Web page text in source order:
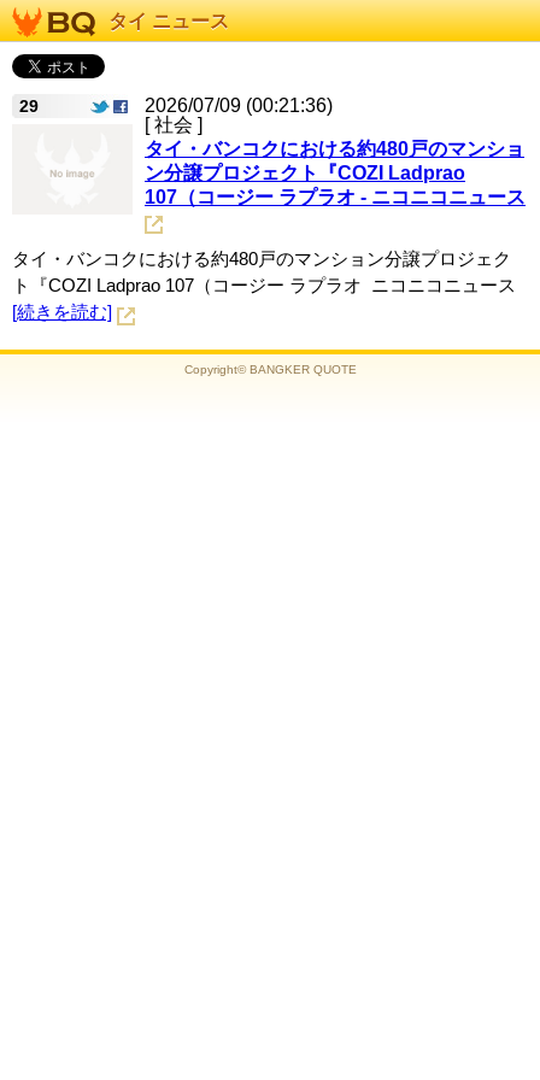
タイ ニュース
29
2026/07/09 (00:21:36)
[ 社会 ]
タイ・バンコクにおける約480戸のマンショ
ン分譲プロジェクト『COZI Ladprao
107（コージー ラプラオ - ニコニコニュース
タイ・バンコクにおける約480戸のマンション分譲プロジェク
ト『COZI Ladprao 107（コージー ラプラオ ニコニコニュース
[続きを読む]
Copyright© BANGKER QUOTE